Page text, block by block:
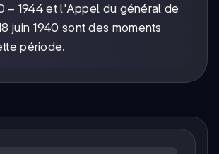
− 1944 et l'Appel du général de
juin 1940 sont des moments
période.